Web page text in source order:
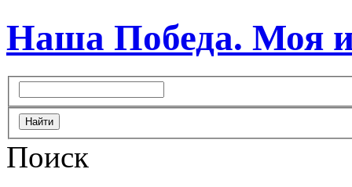
Наша Победа. Моя
Поиск